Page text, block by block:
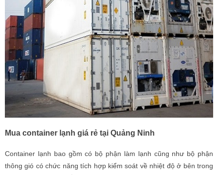
Mua container lạnh giá rẻ tại Quảng Ninh
Container lạnh bao gồm có bộ phận làm lạnh cũng như bộ phận
thông gió có chức năng tích hợp kiểm soát về nhiệt độ ở bên trong